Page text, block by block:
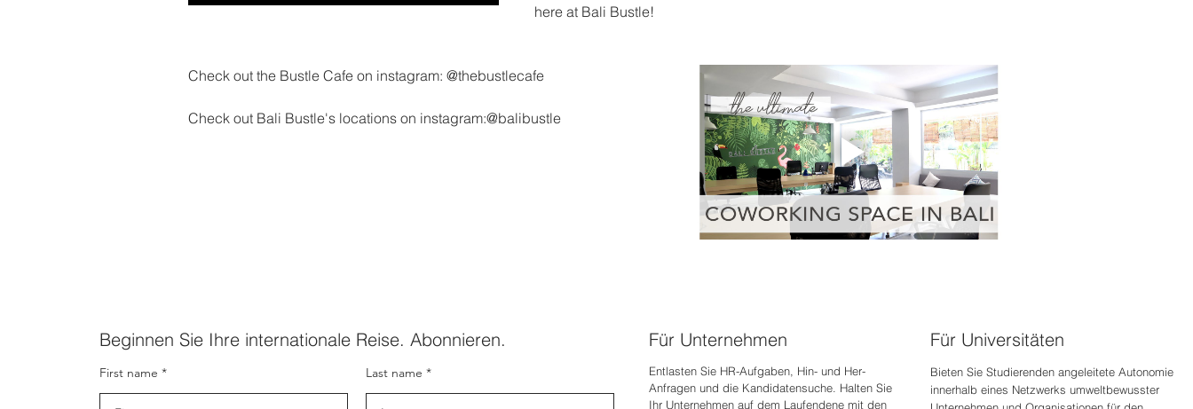
here at Bali Bustle!
Check out the Bustle Cafe on instagram: @thebustlecafe
Check out Bali Bustle's locations on instagram:@balibustle
Beginnen Sie Ihre internationale Reise. Abonnieren.
First name Last name
Für Unternehmen Für Universitäten
Entlasten Sie HR-Aufgaben, Hin- und Her-
Anfragen und die Kandidatensuche. Halten Sie
Ihr Unternehmen auf dem Laufendene mit den
Bieten Sie Studierenden angeleitete Autonomie
innerhalb eines Netzwerks umweltbewusster